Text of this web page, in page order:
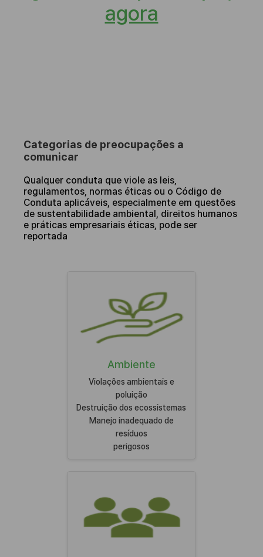
agora
Categorias de preocupações a
comunicar
Qualquer conduta que viole as leis,
regulamentos, normas éticas ou o Código de
Conduta aplicáveis, especialmente em questões
de sustentabilidade ambiental, direitos humanos
e práticas empresariais éticas, pode ser
reportada
Ambiente
Violações ambientais e
poluição
Destruição dos ecossistemas
Manejo inadequado de
resíduos
perigosos